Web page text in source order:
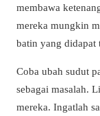
membawa
mereka mungkin
batin yang didapat
Coba ubah sudut
sebagai masalah.
mereka. Ingatlah